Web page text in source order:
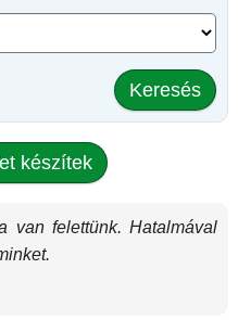
Keresés
készítek
van felettünk. Hatalmával